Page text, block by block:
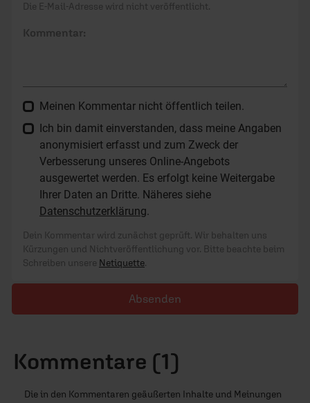
Die E-Mail-Adresse wird nicht veröffentlicht.
Kommentar:
Meinen Kommentar nicht öffentlich teilen.
Ich bin damit einverstanden, dass meine Angaben
anonymisiert erfasst und zum Zweck der
Verbesserung unseres Online-Angebots
ausgewertet werden. Es erfolgt keine Weitergabe
Ihrer Daten an Dritte. Näheres siehe
Datenschutzerklärung.
Dein Kommentar wird zunächst geprüft. Wir behalten uns
Kürzungen und Nichtveröffentlichung vor. Bitte beachte beim
Schreiben unsere Netiquette.
Absenden
Kommentare (1)
Die in den Kommentaren geäußerten Inhalte und Meinungen